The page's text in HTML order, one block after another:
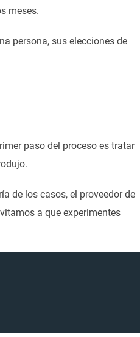
meses.
persona, sus elecciones de
paso del proceso es tratar
de los casos, el proveedor de
a que experimentes